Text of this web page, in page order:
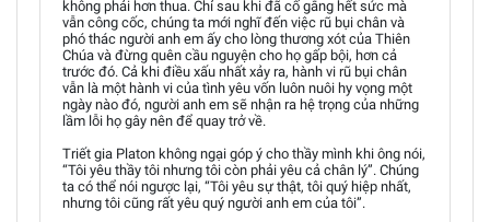
không phải hơn thua. Chỉ sau khi đã cố gắng hết sức mà
vẫn công cốc, chúng ta mới nghĩ đến việc rũ bụi chân và
phó thác người anh em ấy cho lòng thương xót của Thiên
Chúa và đừng quên cầu nguyện cho họ gấp bội, hơn cả
trước đó. Cả khi điều xấu nhất xảy ra, hành vi rũ bụi chân
vẫn là một hành vi của tình yêu vốn luôn nuôi hy vọng một
ngày nào đó, người anh em sẽ nhận ra hệ trọng của những
lầm lỗi họ gây nên để quay trở về.
Triết gia Platon không ngại góp ý cho thầy mình khi ông nói,
“Tôi yêu thầy tôi nhưng tôi còn phải yêu cả chân lý”. Chúng
ta có thể nói ngược lại, “Tôi yêu sự thật, tôi quý hiệp nhất,
nhưng tôi cũng rất yêu quý người anh em của tôi”.